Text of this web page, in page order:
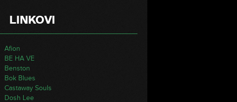
LINKOVI
Afion
BE HA VE
Benston
Bok Blues
Castaway Souls
Dosh Lee